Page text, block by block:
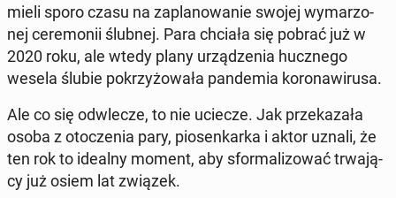
mieli sporo czasu na za­pla­no­wa­nie swojej wy­ma­rzo­
nej ce­re­mo­nii ślubnej. Para chciała się pobrać już w
2020 roku, ale wtedy plany urzą­dze­nia hucz­ne­go
wesela ślubie po­krzy­żo­wa­ła pan­de­mia ko­ro­na­wi­ru­sa.
Ale co się od­wle­cze, to nie uciecze. Jak prze­ka­za­ła
osoba z oto­cze­nia pary, pio­sen­kar­ka i aktor uznali, że
ten rok to idealny moment, aby sfor­ma­li­zo­wać trwa­ją­
cy już osiem lat związek.